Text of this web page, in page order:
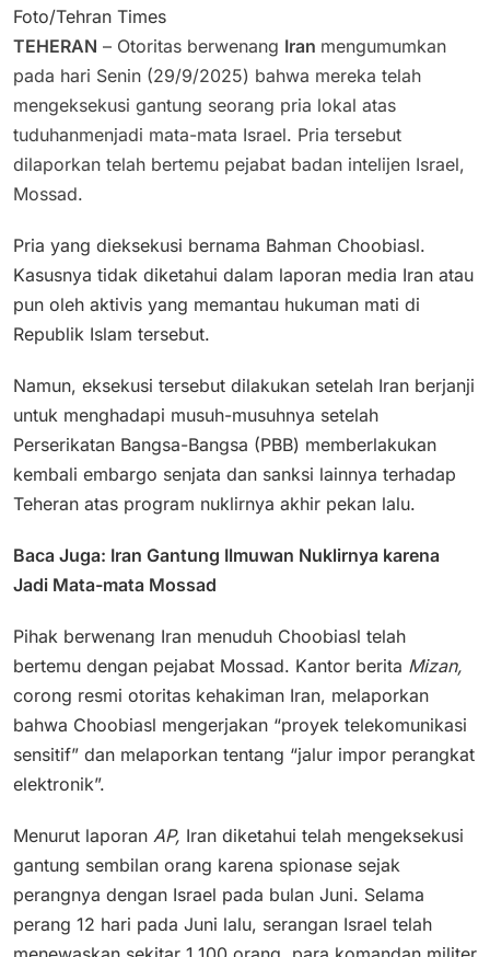
Foto/Tehran Times
TEHERAN – Otoritas berwenang Iran mengumumkan
pada hari Senin (29/9/2025) bahwa mereka telah
mengeksekusi gantung seorang pria lokal atas
tuduhanmenjadi mata-mata Israel. Pria tersebut
dilaporkan telah bertemu pejabat badan intelijen Israel,
Mossad.
Pria yang dieksekusi bernama Bahman Choobiasl.
Kasusnya tidak diketahui dalam laporan media Iran atau
pun oleh aktivis yang memantau hukuman mati di
Republik Islam tersebut.
Namun, eksekusi tersebut dilakukan setelah Iran berjanji
untuk menghadapi musuh-musuhnya setelah
Perserikatan Bangsa-Bangsa (PBB) memberlakukan
kembali embargo senjata dan sanksi lainnya terhadap
Teheran atas program nuklirnya akhir pekan lalu.
Baca Juga: Iran Gantung Ilmuwan Nuklirnya karena
Jadi Mata-mata Mossad
Pihak berwenang Iran menuduh Choobiasl telah
bertemu dengan pejabat Mossad. Kantor berita Mizan,
corong resmi otoritas kehakiman Iran, melaporkan
bahwa Choobiasl mengerjakan “proyek telekomunikasi
sensitif” dan melaporkan tentang “jalur impor perangkat
elektronik”.
Menurut laporan AP, Iran diketahui telah mengeksekusi
gantung sembilan orang karena spionase sejak
perangnya dengan Israel pada bulan Juni. Selama
perang 12 hari pada Juni lalu, serangan Israel telah